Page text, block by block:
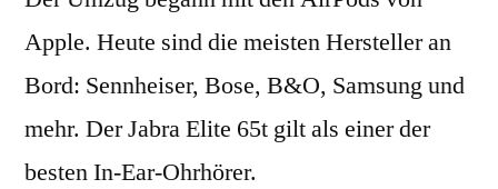
Apple. Heute sind die meisten Hersteller an
Bord: Sennheiser, Bose, B&O, Samsung und
mehr. Der Jabra Elite 65t gilt als einer der
besten In-Ear-Ohrhörer.